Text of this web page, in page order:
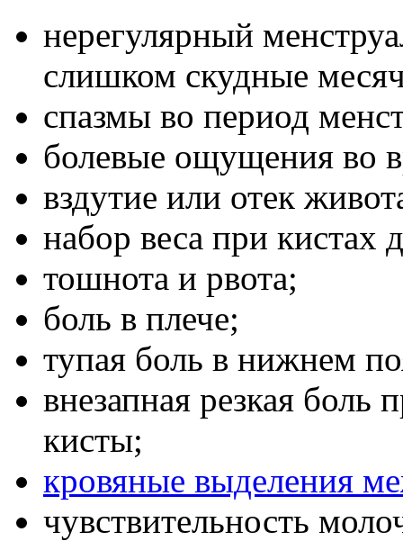
нерегулярный
слишком скудные
спазмы во период
болевые ощущения во
вздутие или отек
набор веса при кистах
тошнота и рвота;
боль в плече;
тупая боль в нижнем
внезапная резкая боль
кисты;
кровяные выделения
чувствительность